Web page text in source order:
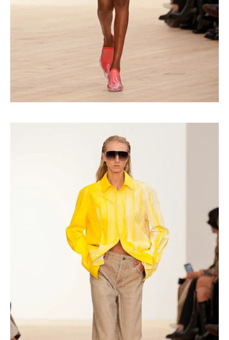
Haftalık E-Bülten
Moda dünyasında neler oluyor? Yeni
fikirler, öne çıkan koleksiyonlar, en
vogue trendler, ünlülerden güzelllik
sırları ve en popüler partilerden
haberdar olmak için haftalık e-
bültenimize kaydolun.